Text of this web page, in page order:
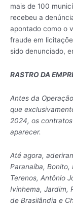
mais de 100
recebeu a
apontado como o
fraude em
sido denunciado,
RASTRO DA
Antes da
que
2024, os
aparecer.
Até agora,
Paranaíba, Bonito,
Terenos, Antônio
Ivinhema, Jardim,
de Brasilândia e